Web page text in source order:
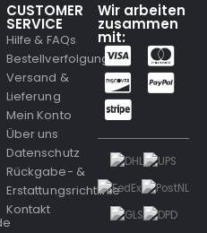
CUSTOMER
SERVICE
Hilfe & FAQs
Bestellverfolgung
Versand &
Lieferung
Mein Konto
Über uns
Datenschutz
Rückgabe- &
Erstattungsrichtlinie
Kontakt
Wir arbeiten
zusammen
mit: